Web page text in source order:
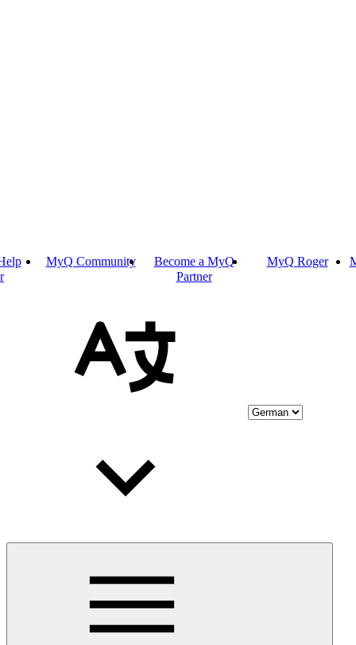
MyQ Community
Become a MyQ
Partner
MyQ Roger